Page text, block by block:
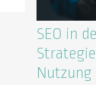
SEO in
Nutzung